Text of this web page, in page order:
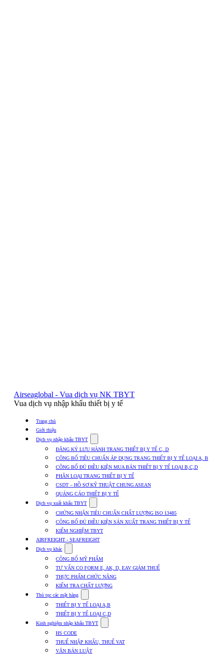
Airseaglobal - Vua dịch vụ NK TBYT
Vua dịch vụ nhập khẩu thiết bị y tế
Trang chủ
Giới thiệu
Dịch vụ nhập khẩu TBYT
submenu
for
Dịch
vụ
nhập
khẩu
TBYT
ĐĂNG KÝ LƯU HÀNH TRANG THIẾT BỊ Y TẾ C, D
CÔNG BỐ TIÊU CHUẨN ÁP DỤNG TRANG THIẾT BỊ Y TẾ LOẠI A, B
CÔNG BỐ ĐỦ ĐIỀU KIỆN MUA BÁN THIẾT BỊ Y TẾ LOẠI B,C,D
PHÂN LOẠI TRANG THIẾT BỊ Y TẾ
CSDT – HỒ SƠ KỸ THUẬT CHUNG ASEAN
QUẢNG CÁO THIẾT BỊ Y TẾ
Dịch vụ xuất khẩu TBYT
submenu
for
Dịch
vụ
xuất
TBYT
CHỨNG NHẬN TIÊU CHUẨN CHẤT LƯỢNG ISO 13485
CÔNG BỐ ĐỦ ĐIỀU KIỆN SẢN XUẤT TRANG THIẾT BỊ Y TẾ
KIỂM NGHIỆM TBYT
AIRFREIGHT - SEAFREIGHT
Dịch vụ khác
submenu
for
Dịch
vụ
khác
CÔNG BỐ MỸ PHẨM
TƯ VẤN CO FORM E, AK, D, EAV GIẢM THUẾ
THỰC PHẨM CHỨC NĂNG
KIỂM TRA CHẤT LƯỢNG
Thủ tục các mặt hàng
submenu
for
Thủ
tục
mặt
hàng
THIẾT BỊ Y TẾ LOẠI A,B
THIẾT BỊ Y TẾ LOẠI C,D
Kinh nghiệm nhập khẩu TBYT
submenu
Kinh
HS CODE
THUẾ NHẬP KHẨU, THUẾ VAT
VĂN BẢN LUẬT